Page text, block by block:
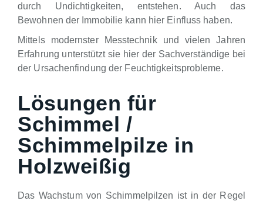
durch Undichtigkeiten, entstehen. Auch das
Bewohnen der Immobilie kann hier Einfluss haben.
Mittels modernster Messtechnik und vielen Jahren
Erfahrung unterstützt sie hier der Sachverständige bei
der Ursachenfindung der Feuchtigkeitsprobleme.
Lösungen für
Schimmel /
Schimmelpilze in
Holzweißig
Das Wachstum von Schimmelpilzen ist in der Regel